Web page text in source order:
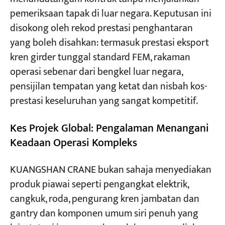
pemeriksaan tapak di luar negara. Keputusan ini
disokong oleh rekod prestasi penghantaran
yang boleh disahkan: termasuk prestasi eksport
kren girder tunggal standard FEM, rakaman
operasi sebenar dari bengkel luar negara,
pensijilan tempatan yang ketat dan nisbah kos-
prestasi keseluruhan yang sangat kompetitif.
Kes Projek Global: Pengalaman Menangani
Keadaan Operasi Kompleks
KUANGSHAN CRANE bukan sahaja menyediakan
produk piawai seperti pengangkat elektrik,
cangkuk, roda, pengurang kren jambatan dan
gantry dan komponen umum siri penuh yang